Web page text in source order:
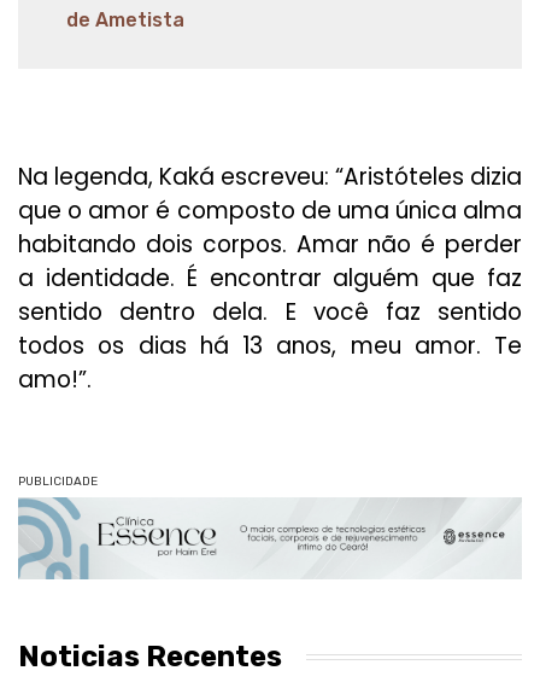
de Ametista
Na legenda, Kaká escreveu: “Aristóteles dizia
que o amor é composto de uma única alma
habitando dois corpos. Amar não é perder
a identidade. É encontrar alguém que faz
sentido dentro dela. E você faz sentido
todos os dias há 13 anos, meu amor. Te
amo!”.
PUBLICIDADE
Noticias Recentes